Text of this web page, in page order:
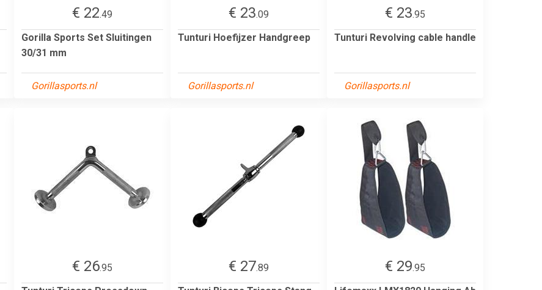
€ 22.49
Gorilla Sports Set Sluitingen
30/31 mm
Gorillasports.nl
€ 23.09
Tunturi Hoefijzer Handgreep
Gorillasports.nl
€ 23.95
Tunturi Revolving cable handle
Gorillasports.nl
€ 26.95
€ 27.89
€ 29.95